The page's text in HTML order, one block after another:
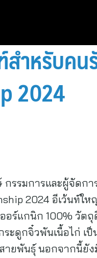
สำหรับค
2024
รรมการและผู้จัดก
2024 อีเว้นท์ใ
อร์แกนิก 100% วั
ระดูกจิ๋วพันเนื้อไก่ เ
ยพันธุ์ นอกจากนี้ยัง